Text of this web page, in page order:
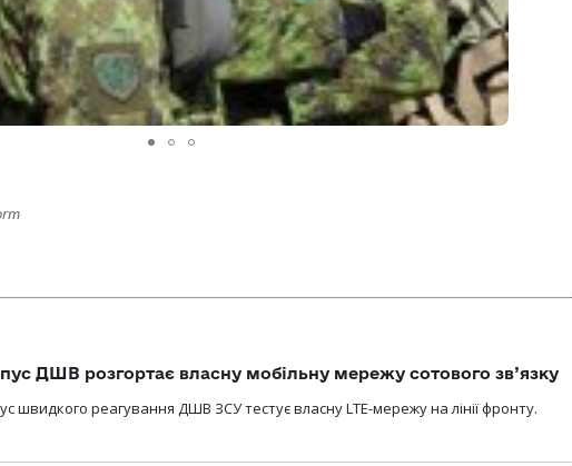
ДШВ розгортає власну мобільну мережу сотового зв’язку
швидкого реагування ДШВ ЗСУ тестує власну LTE-мережу на лінії фронту.